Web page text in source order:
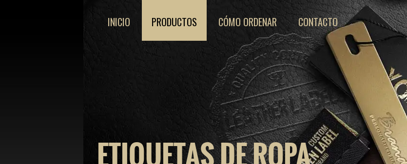
ETIQUETAS DE ROPA
INICIO PRODUCTOS CÓMO ORDENAR CONTACTO